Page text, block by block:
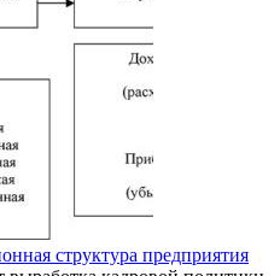
структура предприятия